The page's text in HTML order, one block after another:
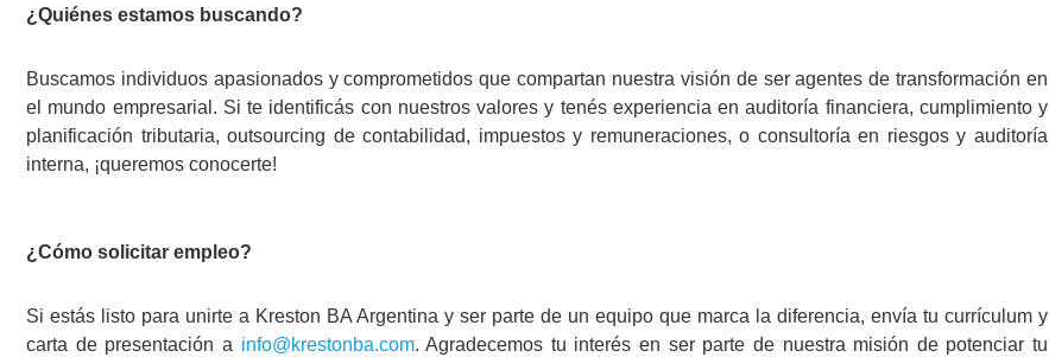
¿Quiénes estamos buscando?
Buscamos individuos apasionados y comprometidos que compartan nuestra visión de ser agentes de transformación en
el mundo empresarial. Si te identificás con nuestros valores y tenés experiencia en auditoría financiera, cumplimiento y
planificación tributaria, outsourcing de contabilidad, impuestos y remuneraciones, o consultoría en riesgos y auditoría
interna, ¡queremos conocerte!
¿Cómo solicitar empleo?
Si estás listo para unirte a Kreston BA Argentina y ser parte de un equipo que marca la diferencia, envía tu currículum y
carta de presentación a info@krestonba.com. Agradecemos tu interés en ser parte de nuestra misión de potenciar tu